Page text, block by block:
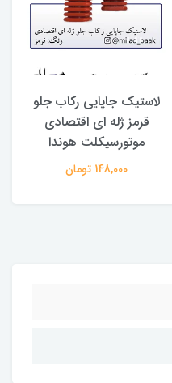
لاستیک جاپایی رکاب جلو
قرمز ژله ای اقتصادی
موتورسیکلت هوندا
148,000 تومان